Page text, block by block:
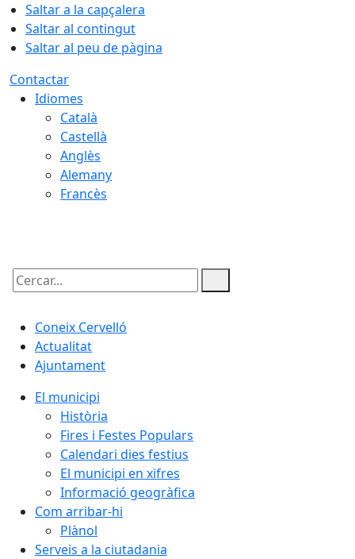
Saltar a la capçalera
Saltar al contingut
Saltar al peu de pàgina
Contactar
Idiomes
Català
Castellà
Anglès
Alemany
Francès
Cercar:
Coneix Cervelló
Actualitat
Ajuntament
El municipi
Història
Fires i Festes Populars
Calendari dies festius
El municipi en xifres
Informació geogràfica
Com arribar-hi
Plànol
Serveis a la ciutadania